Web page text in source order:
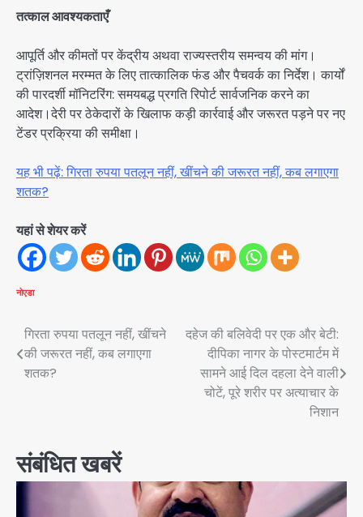
तत्काल आवश्यकताएँ
आपूर्ति और कीमतों पर केंद्रीय अथवा राज्यस्तरीय समन्वय की मांग।
ट्रांज़िशनल मरम्मत के लिए तात्कालिक फंड और पैचवर्क का निर्देश। कार्यों
की पारदर्शी मॉनिटरिंग: समयबद्ध प्रगति रिपोर्ट सार्वजनिक करने का
आदेश।देरी पर ठेकेदारों के खिलाफ कड़ी कार्रवाई और जरूरत पड़ने पर नए
टेंडर प्रक्रिया की समीक्षा।
यह भी पढ़ें: गिरता रुपया पतलून नहीं, खींचने की जरूरत नहीं, कब लगाएगा
शतक?
यहां से शेयर करें
नोएडा
Post
navigation
गिरता रुपया पतलून नहीं, खींचने
की जरूरत नहीं, कब लगाएगा
शतक?
दहेज की बलिवेदी पर एक और बेटी:
दीपिका नागर के पोस्टमार्टम में
सामने आई दिल दहला देने वाली
चोटें, पूरे शरीर पर अत्याचार के
निशान
संबंधित खबरें